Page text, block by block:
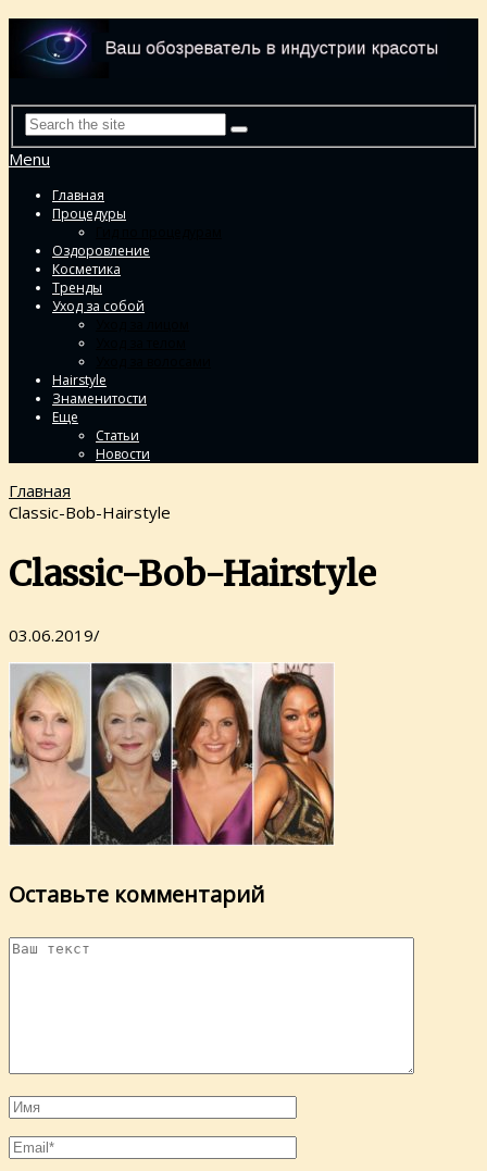
Menu
Главная
Процедуры
Оздоровление
Косметика
Тренды
Уход за собой
Hairstyle
Знаменитости
Еще
Статьи
Новости
Главная
Classic-Bob-Hairstyle
Classic-Bob-Hairstyle
03.06.2019/
Оставьте комментарий